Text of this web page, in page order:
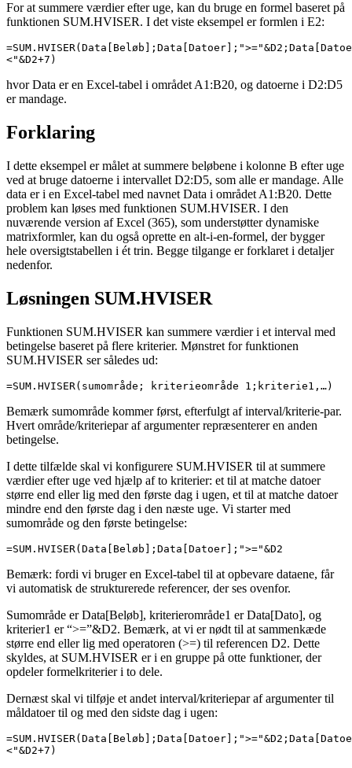
For at summere værdier efter uge, kan du bruge en formel baseret på
funktionen SUM.HVISER. I det viste eksempel er formlen i E2:
<"&D2+7)
hvor Data er en Excel-tabel i området A1:B20, og datoerne i D2:D5
er mandage.
Forklaring
I dette eksempel er målet at summere beløbene i kolonne B efter uge
ved at bruge datoerne i intervallet D2:D5, som alle er mandage. Alle
data er i en Excel-tabel med navnet Data i området A1:B20. Dette
problem kan løses med funktionen SUM.HVISER. I den
nuværende version af Excel (365), som understøtter dynamiske
matrixformler, kan du også oprette en alt-i-en-formel, der bygger
hele oversigtstabellen i ét trin. Begge tilgange er forklaret i detaljer
nedenfor.
Løsningen SUM.HVISER
Funktionen SUM.HVISER kan summere værdier i et interval med
betingelse baseret på flere kriterier. Mønstret for funktionen
SUM.HVISER ser således ud:
=SUM.HVISER(sumområde; kriterieområde 1;kriterie1,…)
Bemærk sumområde kommer først, efterfulgt af interval/kriterie-par.
Hvert område/kriteriepar af argumenter repræsenterer en anden
betingelse.
I dette tilfælde skal vi konfigurere SUM.HVISER til at summere
værdier efter uge ved hjælp af to kriterier: et til at matche datoer
større end eller lig med den første dag i ugen, et til at matche datoer
mindre end den første dag i den næste uge. Vi starter med
sumområde og den første betingelse:
=SUM.HVISER(Data[Beløb];Data[Datoer];">="&D2
Bemærk: fordi vi bruger en Excel-tabel til at opbevare dataene, får
vi automatisk de strukturerede referencer, der ses ovenfor.
Sumområde er Data[Beløb], kriterierområde1 er Data[Dato], og
kriterier1 er “>=”&D2. Bemærk, at vi er nødt til at sammenkæde
større end eller lig med operatoren (>=) til referencen D2. Dette
skyldes, at SUM.HVISER er i en gruppe på otte funktioner, der
opdeler formelkriterier i to dele.
Dernæst skal vi tilføje et andet interval/kriteriepar af argumenter til
måldatoer til og med den sidste dag i ugen:
<"&D2+7)